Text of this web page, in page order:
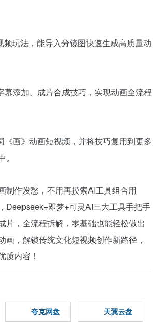
频玩法，能导入分镜图快速生成高质量动
幕添加、成片合成技巧，实现动画全流程
《画》动画短视频，并将技巧复用到更多
制作发愁，不用再摸索AI工具组合用
Deepseek+即梦+可灵AI三大工具手把手
片，全流程拆解，零基础也能轻松做出
画，解锁传统文化短视频创作新路径，
质内容！
夸克网盘 天翼云盘